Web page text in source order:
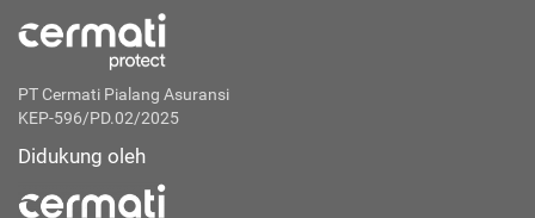
PT Cermati Pialang Asuransi
KEP-596/PD.02/2025
Didukung oleh